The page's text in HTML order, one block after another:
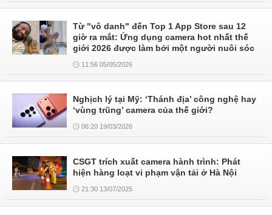
Từ "vô danh" đến Top 1 App Store sau 12
giờ ra mắt: Ứng dụng camera hot nhất thế
giới 2026 được làm bởi một người nuôi sóc
11:56 05/05/2026
Nghịch lý tại Mỹ: ‘Thánh địa’ công nghệ hay
‘vùng trũng’ camera của thế giới?
06:20 19/03/2026
CSGT trích xuất camera hành trình: Phát
hiện hàng loạt vi phạm vận tải ở Hà Nội
21:30 13/07/2025